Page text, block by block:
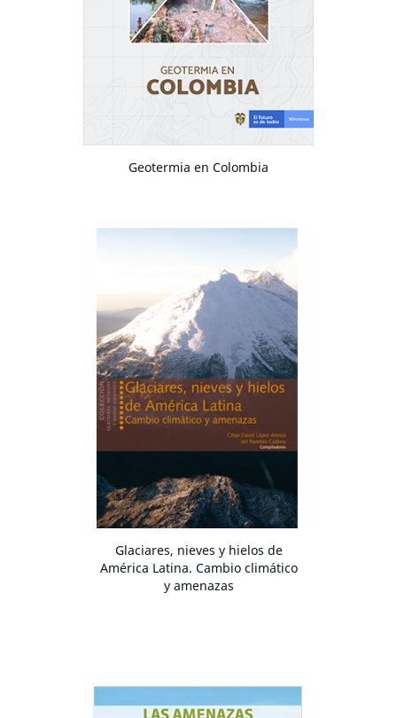
Geotermia en Colombia
Glaciares, nieves y hielos de
América Latina. Cambio climático
y amenazas